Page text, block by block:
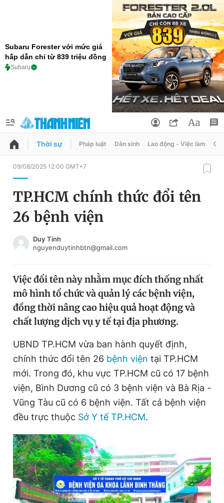
Subaru Forester với mức giá
hấp dẫn chỉ từ 839 triệu đồng
Subaru
QUẢNG CÁO
Chuyên mục
Chuyên mục khác
Tin thị trường Tin 360
Video Magazine
Sản phẩm khác
Tiện ích Bạn cần biết
Thông tin tòa soạn Liên hệ quảng cáo
Đọc Thanh Niên trên điện thoại
Đổi mật khẩu
Tin đã lưu
Tin đã xem
Đăng xuất
Thời sự Pháp luật Dân sinh Lao động - Việc làm
09/08/2025 12:00 GMT+7
TP.HCM chính thức đổi tên
26 bệnh viện
Duy Tính
nguyenduytinhbtn@gmail.com
Việc đổi tên này nhằm mục đích thống nhất
mô hình tổ chức và quản lý các bệnh viện,
đồng thời nâng cao hiệu quả hoạt động và
chất lượng dịch vụ y tế tại địa phương.
UBND TP.HCM vừa ban hành quyết định,
chính thức đổi tên 26 bệnh viện tại TP.HCM
mới. Trong đó, khu vực TP.HCM cũ có 17 bệnh
viện, Bình Dương cũ có 3 bệnh viện và Bà Rịa -
Vũng Tàu cũ có 6 bệnh viện. Tất cả bệnh viện
đều trực thuộc Sở Y tế TP.HCM.